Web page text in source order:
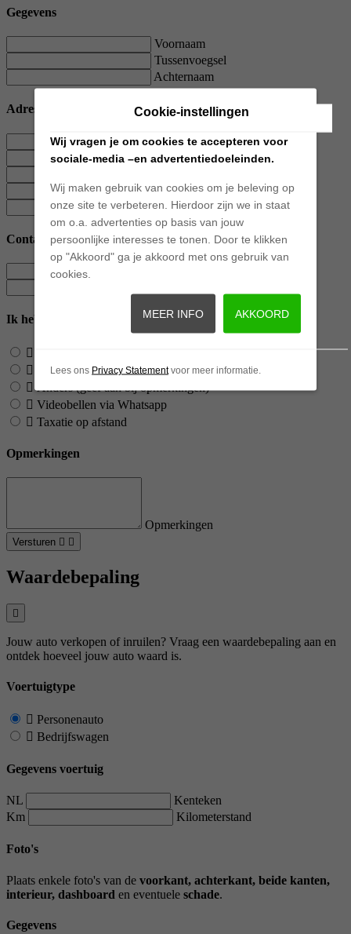
Gegevens
Voornaam
Tussenvoegsel
Achternaam
Adres
Straatnaam
Huisnummer
Postcode
Plaats
Contact
Ik heb interesse in
Online videogesprek via Google Meet
Anders (geef aan bij opmerkingen)
Videobellen via Whatsapp
Taxatie op afstand
Opmerkingen
Opmerkingen
Versturen
Waardebepaling
Jouw auto verkopen of inruilen? Vraag een waardebepaling aan en
ontdek hoeveel jouw auto waard is.
Voertuigtype
Personenauto
Bedrijfswagen
Gegevens voertuig
NL
Kenteken
Km
Kilometerstand
Foto's
Plaats enkele foto's van de voorkant, achterkant, beide kanten,
interieur, dashboard en eventuele schade.
Gegevens
Cookie-instellingen
Wij vragen je om cookies te accepteren voor
sociale-media –en advertentiedoeleinden.
Wij maken gebruik van cookies om je beleving op
onze site te verbeteren. Hierdoor zijn we in staat
om o.a. advertenties op basis van jouw
persoonlijke interesses te tonen. Door te klikken
op "Akkoord" ga je akkoord met ons gebruik van
cookies.
AKKOORD
MEER INFO
Lees ons Privacy Statementvoor meer informatie.